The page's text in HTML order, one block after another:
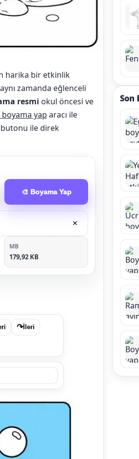
harika bir etkinlik
zamanda eğlenceli
resmi okul öncesi ve
yap aracı ile
ile direk
🎨 Boyama Yap
×
MB
179,92 KB
↷İleri
Son